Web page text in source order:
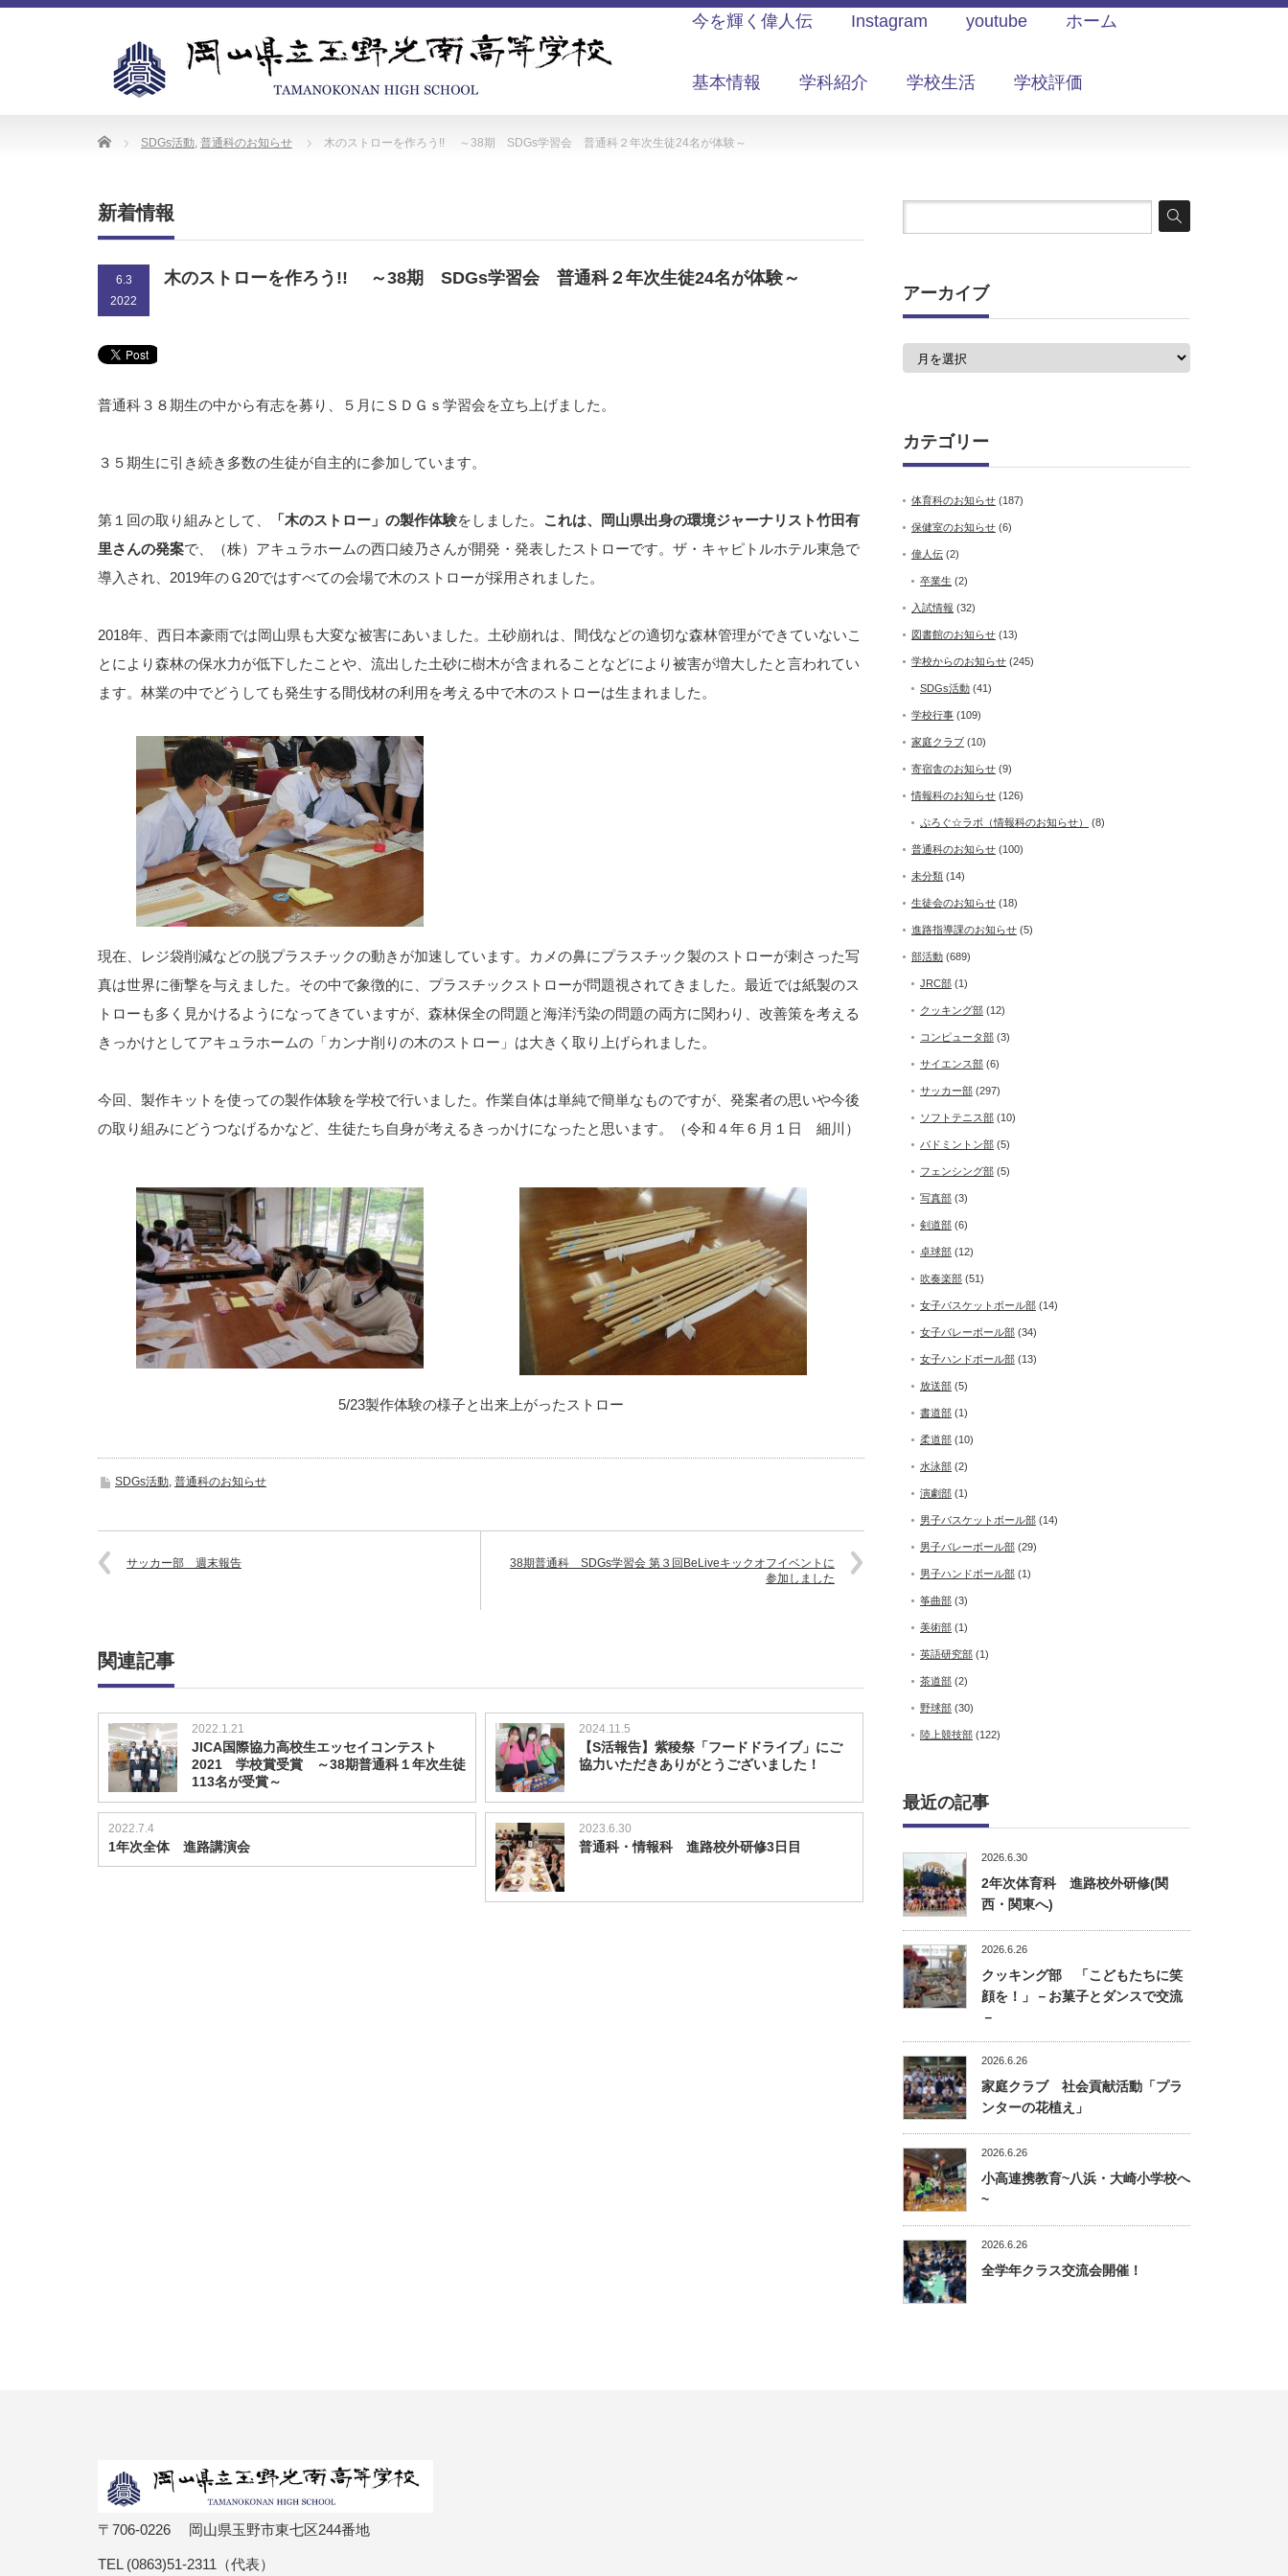
今を輝く偉人伝 Instagram youtube ホーム
基本情報 学科紹介 学校生活 学校評価
Home SDGs活動, 普通科のお知らせ 木のストローを作ろう!! ～38期 SDGs学習会 普通科２年次生徒24名が体験～
新着情報
6.3
2022
木のストローを作ろう!! ～38期 SDGs学習会 普通科２年次生徒24名が体験～
普通科３８期生の中から有志を募り、５月にＳＤＧｓ学習会を立ち上げました。
３５期生に引き続き多数の生徒が自主的に参加しています。
第１回の取り組みとして、 「木のストロー」の製作体験をしました。 これは、
岡山県出身の環境ジャーナリスト竹田有
里さんの発案で、（株）アキュラホームの西口綾乃さんが開発・発表したストローです。ザ・キャピトルホテル東急で
導入され、2019年のＧ20ではすべての会場で木のストローが採用されました。
2018年、西日本豪雨では岡山県も大変な被害にあいました。土砂崩れは、間伐などの適切な森林管理ができていないこ
とにより森林の保水力が低下したことや、流出した土砂に樹木が含まれることなどにより被害が増大したと言われてい
ます。林業の中でどうしても発生する間伐材の利用を考える中で木のストローは生まれました。
現在、レジ袋削減などの脱プラスチックの動きが加速しています。カメの鼻にプラスチック製のストローが刺さった写
真は世界に衝撃を与えました。その中で象徴的に、プラスチックストローが問題視されてきました。最近では紙製のス
トローも多く見かけるようになってきていますが、森林保全の問題と海洋汚染の問題の両方に関わり、改善策を考える
きっかけとしてアキュラホームの「カンナ削りの木のストロー」は大きく取り上げられました。
今回、製作キットを使っての製作体験を学校で行いました。作業自体は単純で簡単なものですが、発案者の思いや今後
の取り組みにどうつなげるかなど、生徒たち自身が考えるきっかけになったと思います。（令和４年６月１日 細川）
5/23製作体験の様子と出来上がったストロー
SDGs活動, 普通科のお知らせ
サッカー部 週末報告
38期普通科 SDGs学習会 第３回BeLiveキックオフイベントに
参加しました
関連記事
2022.1.21
JICA国際協力高校生エッセイコンテスト
2021 学校賞受賞 ～38期普通科１年次生徒
113名が受賞～
2024.11.5
【S活報告】紫稜祭「フードドライブ」にご
協力いただきありがとうございました！
2022.7.4
1年次全体 進路講演会
2023.6.30
普通科・情報科 進路校外研修3日目
アーカイブ
ア
カテゴリー
体育科のお知らせ (187)
保健室のお知らせ (6)
偉人伝 (2)
卒業生 (2)
入試情報 (32)
図書館のお知らせ (13)
学校からのお知らせ (245)
SDGs活動 (41)
学校行事 (109)
家庭クラブ (10)
寄宿舎のお知らせ (9)
情報科のお知らせ (126)
ぷろぐ☆ラボ（情報科のお知らせ） (8)
普通科のお知らせ (100)
未分類 (14)
生徒会のお知らせ (18)
進路指導課のお知らせ (5)
部活動 (689)
JRC部 (1)
クッキング部 (12)
コンピュータ部 (3)
サイエンス部 (6)
サッカー部 (297)
ソフトテニス部 (10)
バドミントン部 (5)
フェンシング部 (5)
写真部 (3)
剣道部 (6)
卓球部 (12)
吹奏楽部 (51)
女子バスケットボール部 (14)
女子バレーボール部 (34)
女子ハンドボール部 (13)
放送部 (5)
書道部 (1)
柔道部 (10)
水泳部 (2)
演劇部 (1)
男子バスケットボール部 (14)
男子バレーボール部 (29)
男子ハンドボール部 (1)
筝曲部 (3)
美術部 (1)
英語研究部 (1)
茶道部 (2)
野球部 (30)
陸上競技部 (122)
最近の記事
2026.6.30
2年次体育科 進路校外研修(関
西・関東へ)
2026.6.26
クッキング部 「こどもたちに笑
顔を！」－お菓子とダンスで交流
－
2026.6.26
家庭クラブ 社会貢献活動「プラ
ンターの花植え」
2026.6.26
小高連携教育~八浜・大崎小学校へ
~
2026.6.26
全学年クラス交流会開催！
〒706-0226 岡山県玉野市東七区244番地
TEL (0863)51-2311（代表）